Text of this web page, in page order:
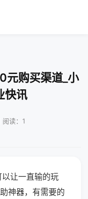
元购买渠道_小
快讯
读：1
让一直输的玩
神器，有需要的